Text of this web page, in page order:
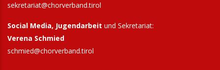
sekretariat@chorverband.tirol
Social Media, Jugendarbeit und Sekretariat:
Verena Schmied
schmied@chorverband.tirol